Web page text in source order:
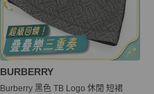
BURBERRY
Burberry 黑色 TB Logo 休閒 短裙